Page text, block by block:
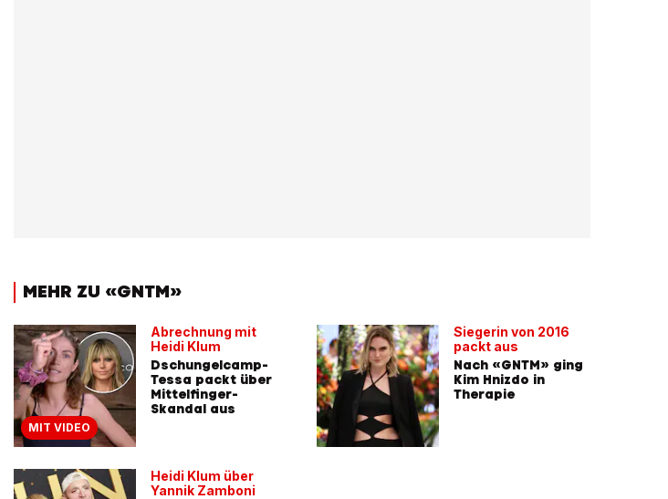
MEHR ZU «GNTM»
MIT VIDEO
Abrechnung mit
Heidi Klum
Dschungelcamp-
Tessa packt über
Mittelfinger-
Skandal aus
Heidi Klum über
Yannik Zamboni
Siegerin von 2016
packt aus
Nach «GNTM» ging
Kim Hnizdo in
Therapie